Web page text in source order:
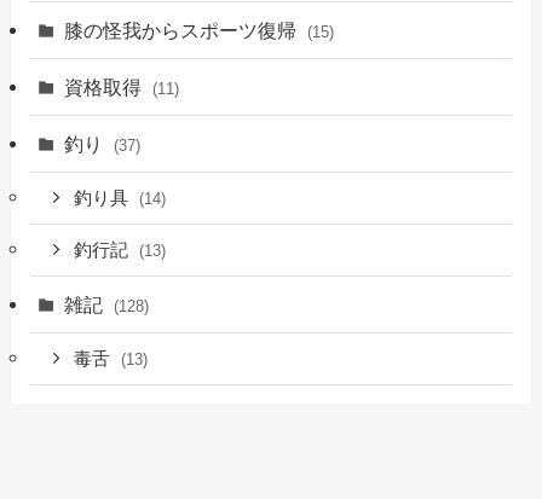
膝の怪我からスポーツ復帰 (15)
資格取得 (11)
釣り (37)
釣り具 (14)
釣行記 (13)
雑記 (128)
毒舌 (13)